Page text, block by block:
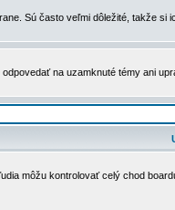
Sú často veľmi dôležité, takže
na uzamknuté témy ani
môžu kontrolovať celý chod